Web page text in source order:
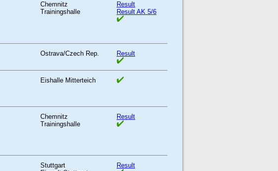
Chemnitz
Trainingshalle
Result
Result AK 5/6
Ostrava/Czech Rep. Result
Eishalle Mitterteich
Chemnitz
Trainingshalle
Result
Stuttgart
Result